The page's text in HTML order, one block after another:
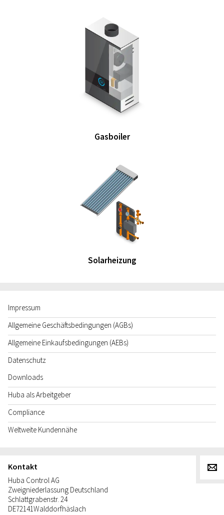
Gasboiler
Solarheizung
Impressum
Allgemeine Geschäftsbedingungen (AGBs)
Allgemeine Einkaufsbedingungen (AEBs)
Datenschutz
Downloads
Huba als Arbeitgeber
Compliance
Weltweite Kundennähe
Kontakt
Huba Control AG
Zweigniederlassung Deutschland
Schlattgrabenstr. 24
DE72141Walddorfhäslach
g